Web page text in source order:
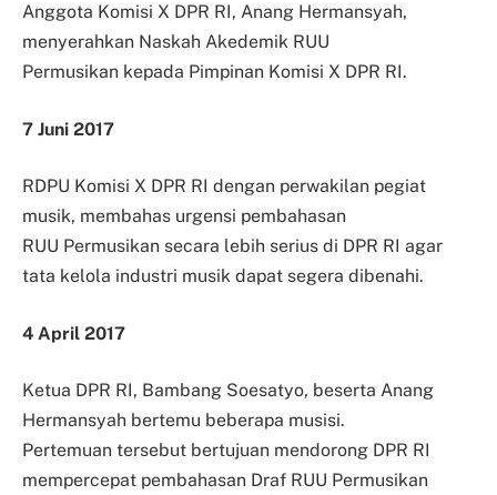
Anggota Komisi X DPR RI, Anang Hermansyah,
menyerahkan Naskah Akedemik RUU
Permusikan kepada Pimpinan Komisi X DPR RI.
7 Juni 2017
RDPU Komisi X DPR RI dengan perwakilan pegiat
musik, membahas urgensi pembahasan
RUU Permusikan secara lebih serius di DPR RI agar
tata kelola industri musik dapat segera dibenahi.
4 April 2017
Ketua DPR RI, Bambang Soesatyo, beserta Anang
Hermansyah bertemu beberapa musisi.
Pertemuan tersebut bertujuan mendorong DPR RI
mempercepat pembahasan Draf RUU Permusikan